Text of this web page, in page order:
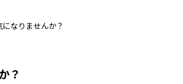
になりませんか？
？